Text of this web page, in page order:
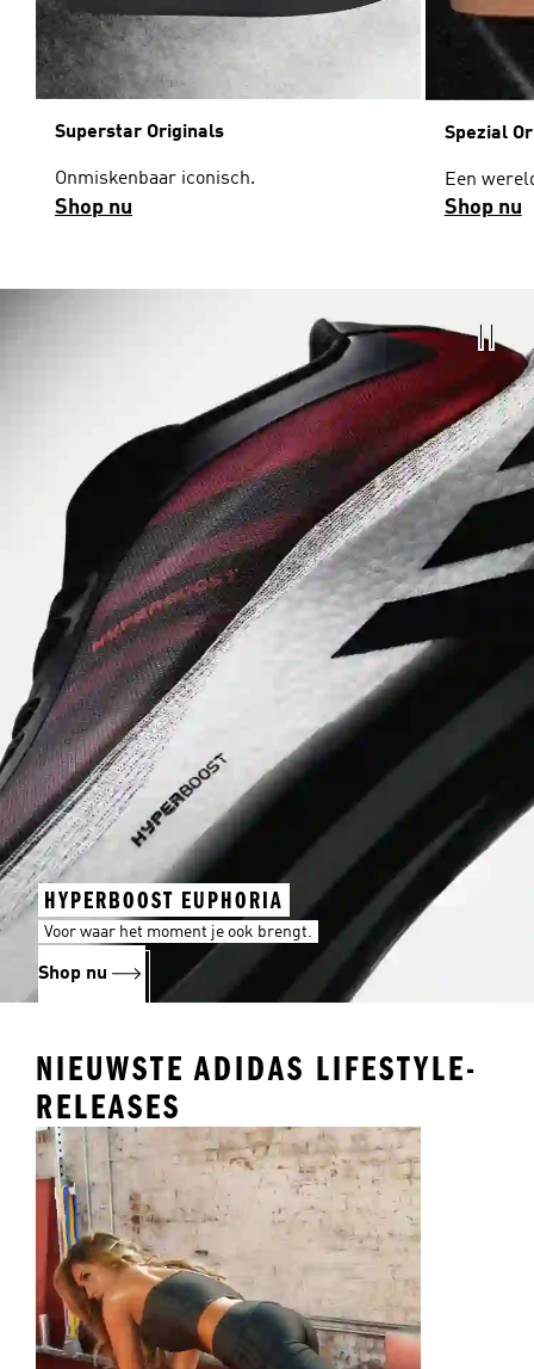
Superstar Originals
Onmiskenbaar iconisch.
Shop nu
Spezial
Een
Shop nu
HYPERBOOST EUPHORIA
Voor waar het moment je ook brengt.
Shop nu
NIEUWSTE ADIDAS LIFESTYLE-
RELEASES